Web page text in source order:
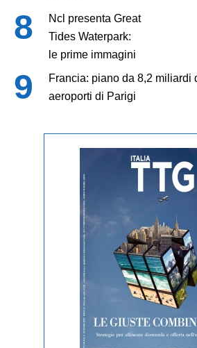
Ncl presenta Great
Tides Waterpark:
le prime immagini
Francia: piano da 8,2 miliardi
aeroporti di Parigi